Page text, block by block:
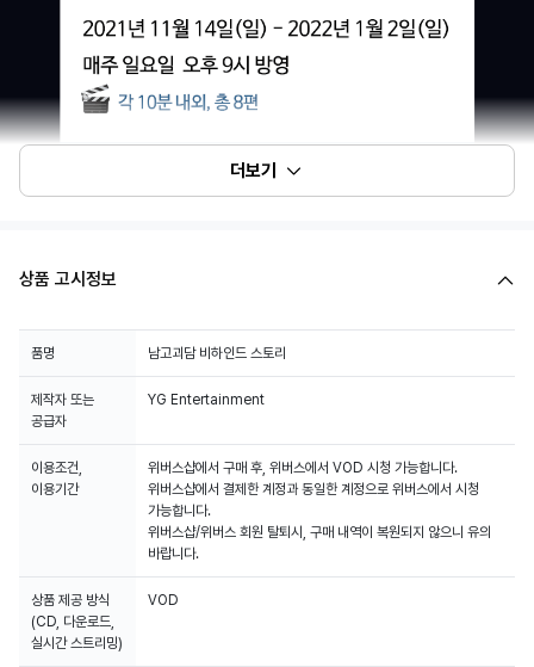
더보기
상품 고시정보
품명 남고괴담 비하인드 스토리
제작자 또는
공급자
YG Entertainment
이용조건,
이용기간
위버스샵에서 구매 후, 위버스에서 VOD 시청 가능합니다.
위버스샵에서 결제한 계정과 동일한 계정으로 위버스에서 시청
가능합니다.
위버스샵/위버스 회원 탈퇴시, 구매 내역이 복원되지 않으니 유의
바랍니다.
상품 제공 방식
(CD, 다운로드,
실시간 스트리밍)
VOD